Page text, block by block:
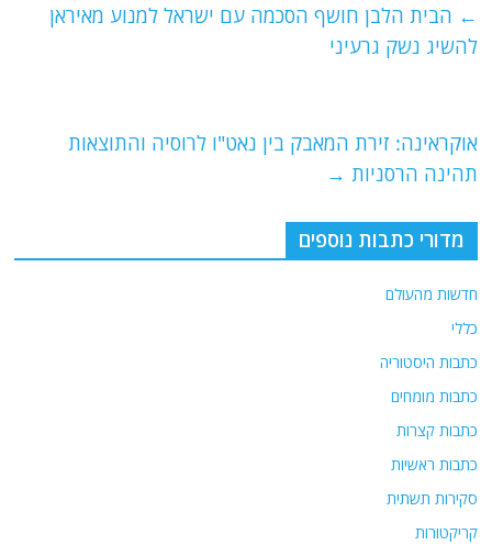
s
A
g
ra
l
er
e
k
← הבית הלבן חושף הסכמה עם ישראל למנוע מאיראן
להשיג נשק גרעיני
אוקראינה: זירת המאבק בין נאט"ו לרוסיה והתוצאות
תהינה הרסניות →
מדורי כתבות נוספים
חדשות מהעולם
כללי
כתבות היסטוריה
כתבות מומחים
כתבות קצרות
כתבות ראשיות
סקירות תשתית
קריקטורות